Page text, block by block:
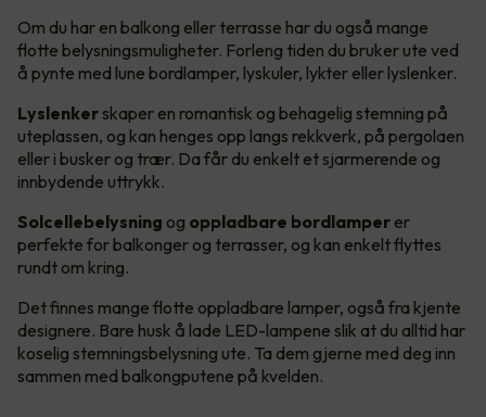
Om du har en balkong eller terrasse har du også mange
flotte belysningsmuligheter. Forleng tiden du bruker ute ved
å pynte med lune bordlamper, lyskuler, lykter eller lyslenker.
Lyslenkerskaper en romantisk og behagelig stemning på
uteplassen, og kan henges opp langs rekkverk, på pergolaen
eller i busker og trær. Da får du enkelt et sjarmerende og
innbydende uttrykk.
Solcellebelysning og oppladbare bordlamper er
perfekte for balkonger og terrasser, og kan enkelt flyttes
rundt om kring.
Det finnes mange flotte oppladbare lamper, også fra kjente
designere. Bare husk å lade LED-lampene slik at du alltid har
koselig stemningsbelysning ute. Ta dem gjerne med deg inn
sammen med balkongputene på kvelden.